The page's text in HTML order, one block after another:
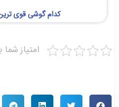
کدام گوشی قوی ترین
امتیاز